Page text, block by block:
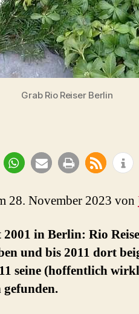
Grab Rio Reiser Berlin
28. November 2023 von
in Berlin: Rio
und bis 2011 dort
seine (hoffentlich